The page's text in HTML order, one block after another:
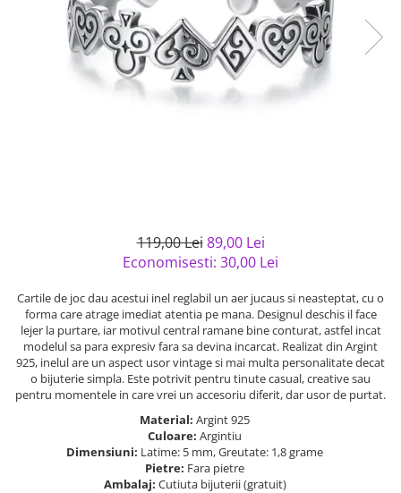
semipretioase
Bijuterii argint placat cu aur
Bijuterii argint cu diverse
Bijuterii de Lux
Bijuterii gotice si rock
Bijuterii Handmade
Solutii si lavete de curatare
119,00 Lei 89,00 Lei
Economisesti: 30,00 Lei
Cartile de joc dau acestui inel reglabil un aer jucaus si neasteptat, cu o
forma care atrage imediat atentia pe mana. Designul deschis il face
lejer la purtare, iar motivul central ramane bine conturat, astfel incat
modelul sa para expresiv fara sa devina incarcat. Realizat din Argint
925, inelul are un aspect usor vintage si mai multa personalitate decat
o bijuterie simpla. Este potrivit pentru tinute casual, creative sau
pentru momentele in care vrei un accesoriu diferit, dar usor de purtat.
Material: Argint 925
Culoare: Argintiu
Dimensiuni: Latime: 5 mm, Greutate: 1,8 grame
Pietre: Fara pietre
Ambalaj: Cutiuta bijuterii (gratuit)